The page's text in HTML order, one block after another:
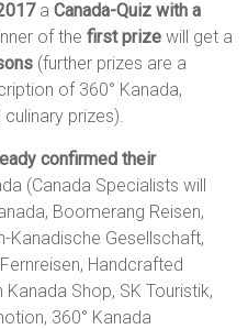
aCanada-Quiz with a
of thefirst prize will get a
(further prizes are a
of 360° Kanada,
prizes).
confirmed their
(Canada Specialists will
Boomerang Reisen,
Kanadische Gesellschaft,
Handcrafted
Shop, SK Touristik,
360° Kanada